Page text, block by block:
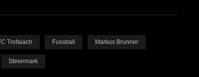
Trofaiach Fussball Markus Brunner
Steiermark